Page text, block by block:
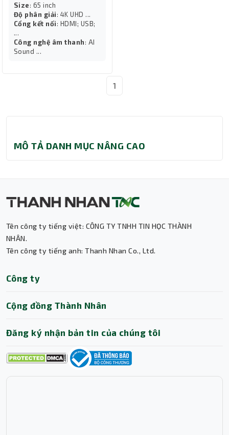
Size: 65 inch
Độ phân giải: 4K UHD ...
Cổng kết nối: HDMI; USB;
...
Công nghệ âm thanh: AI
Sound ...
1
MÔ TẢ DANH MỤC NÂNG CAO
Tên công ty tiếng việt: CÔNG TY TNHH TIN HỌC THÀNH
NHÂN.
Tên công ty tiếng anh: Thanh Nhan Co., Ltd.
Công ty
Cộng đồng Thành Nhân
Đăng ký nhận bản tin của chúng tôi
Trợ lý AI • Phản hồi tức thì